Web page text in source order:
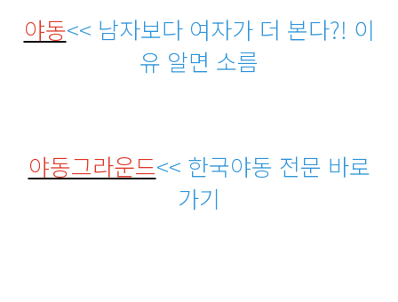
야동<< 남자보다 여자가 더 본다?! 이
유 알면 소름
야동그라운드<< 한국야동 전문 바로
가기